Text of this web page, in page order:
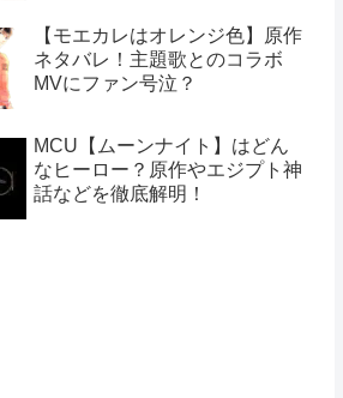
【モエカレはオレンジ色】原作
ネタバレ！主題歌とのコラボ
MVにファン号泣？
MCU【ムーンナイト】はどん
なヒーロー？原作やエジプト神
話などを徹底解明！